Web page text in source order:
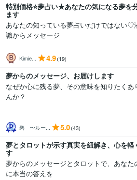
特別価格⭐️夢占い★あなたの気になる夢を
ます
あなたの知っている夢占いだけではない♡
識からメッセージ
Kimie... 4.9(19)
夢からのメッセージ、お届けします
なぜか心に残る夢、その意味を知りたくあ
んか？
碧 〜ルー... 5.0(43)
夢とタロットが示す真実を紐解き、心を軽
す
夢からのメッセージとタロットで、あなた
に本当の答えを